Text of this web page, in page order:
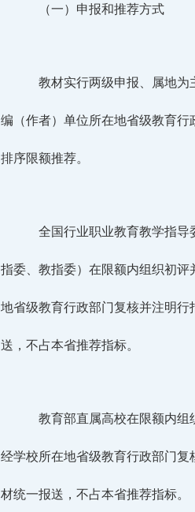
（一）申报和推荐方式
教材实行两级申报、属地为
编（作者）单位所在地省级教育
排序限额推荐。
全国行业职业教育教学指
指委、教指委）在限额内组织初
地省级教育行政部门复核并注明
送，不占本省推荐指标。
教育部直属高校在限额内组
经学校所在地省级教育行政部门
材统一报送，不占本省推荐指标。